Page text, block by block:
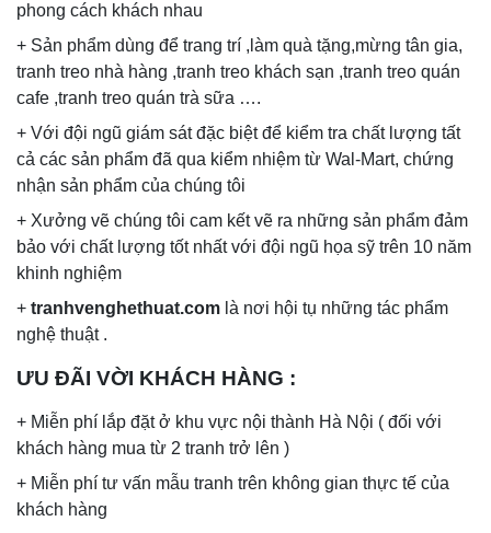
phong cách khách nhau
+ Sản phẩm dùng để trang trí ,làm quà tặng,mừng tân gia,
tranh treo nhà hàng ,tranh treo khách sạn ,tranh treo quán
cafe ,tranh treo quán trà sữa ….
+ Với đội ngũ giám sát đặc biệt để kiểm tra chất lượng tất
cả các sản phẩm đã qua kiểm nhiệm từ Wal-Mart, chứng
nhận sản phẩm của chúng tôi
+ Xưởng vẽ chúng tôi cam kết vẽ ra những sản phẩm đảm
bảo với chất lượng tốt nhất với đội ngũ họa sỹ trên 10 năm
khinh nghiệm
+ tranhvenghethuat.com là nơi hội tụ những tác phẩm
nghệ thuật .
ƯU ĐÃI VỜI KHÁCH HÀNG :
+ Miễn phí lắp đặt ở khu vực nội thành Hà Nội ( đối với
khách hàng mua từ 2 tranh trở lên )
+ Miễn phí tư vấn mẫu tranh trên không gian thực tế của
khách hàng